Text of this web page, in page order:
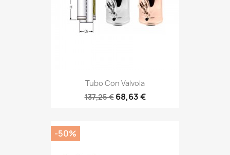
Tubo Con Valvola
137,25 € 68,63 €
-50%